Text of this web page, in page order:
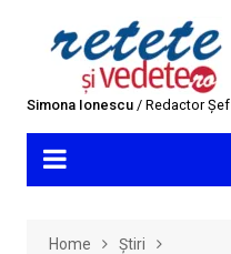
Simona Ionescu/ Redactor Șef
Home
Știri